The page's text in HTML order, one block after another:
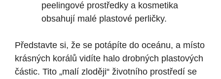
peelingové prostředky a kosmetika
obsahují malé plastové perličky.
Představte si, že se potápíte do oceánu, a místo
krásných korálů vidíte halo drobných plastových
částic. Tito „malí zloději“ životního prostředí se